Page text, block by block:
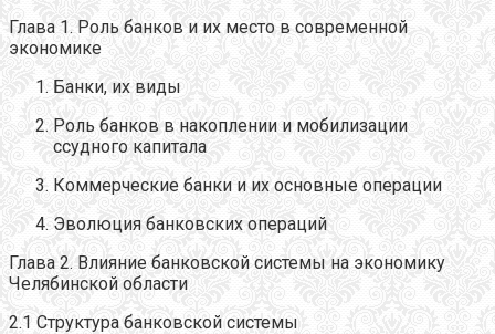
Глава 1. Роль банков и их место в современной
экономике
Банки, их виды
Роль банков в накоплении и мобилизации
ссудного капитала
Коммерческие банки и их основные операции
Эволюция банковских операций
Глава 2. Влияние банковской системы на экономику
Челябинской области
2.1 Структура банковской системы